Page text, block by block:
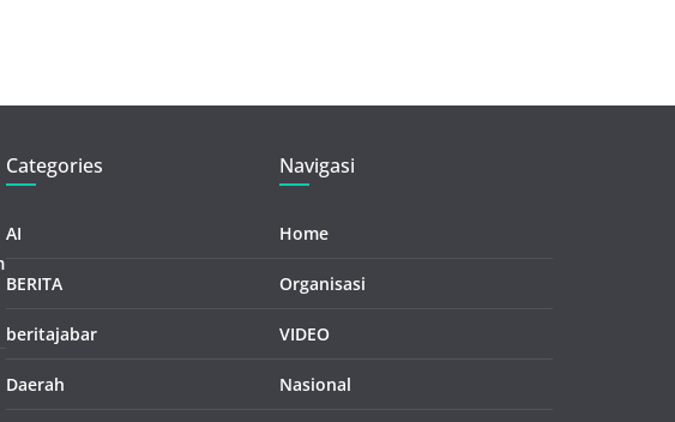
Categories
AI
BERITA
beritajabar
Daerah
Navigasi
Home
Organisasi
VIDEO
Nasional